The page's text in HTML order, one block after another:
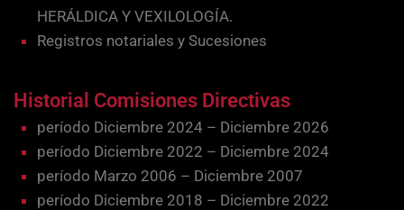
HERÁLDICA Y VEXILOLOGÍA.
Registros notariales y Sucesiones
Historial Comisiones Directivas
período Diciembre 2024 – Diciembre 2026
período Diciembre 2022 – Diciembre 2024
período Marzo 2006 – Diciembre 2007
período Diciembre 2018 – Diciembre 2022